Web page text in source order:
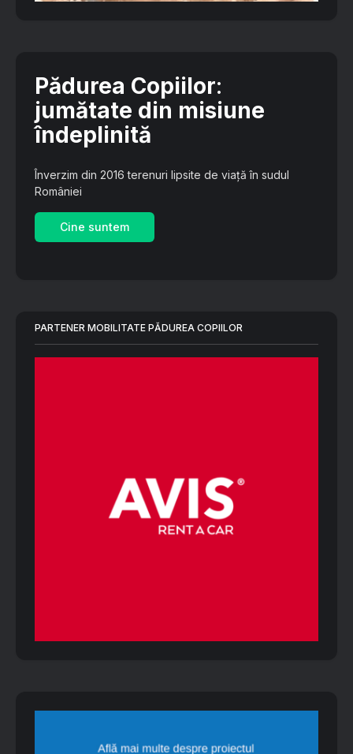
Pădurea Copiilor:
jumătate din misiune
îndeplinită
Înverzim din 2016 terenuri lipsite de viață în sudul
României
Cine suntem
PARTENER MOBILITATE PĂDUREA COPIILOR